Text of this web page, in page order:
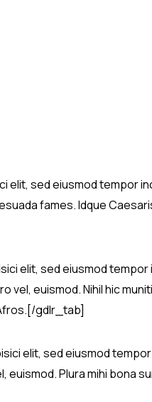
sed eiusmod tempor
fames. Idque
elit, sed eiusmod
euismod. Nihil hic
gdlr_tab]
elit, sed eiusmod
Plura mihi bona